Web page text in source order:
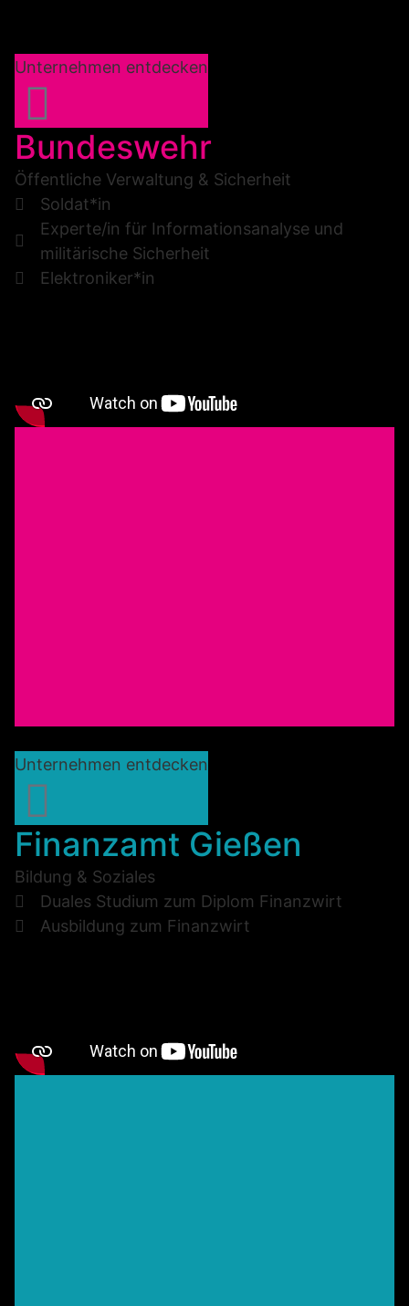
Unternehmen entdecken
Bundeswehr
Öffentliche Verwaltung & Sicherheit
Soldat*in
Experte/in für Informationsanalyse und
militärische Sicherheit
Elektroniker*in
Unternehmen entdecken
Finanzamt Gießen
Bildung & Soziales
Duales Studium zum Diplom Finanzwirt
Ausbildung zum Finanzwirt